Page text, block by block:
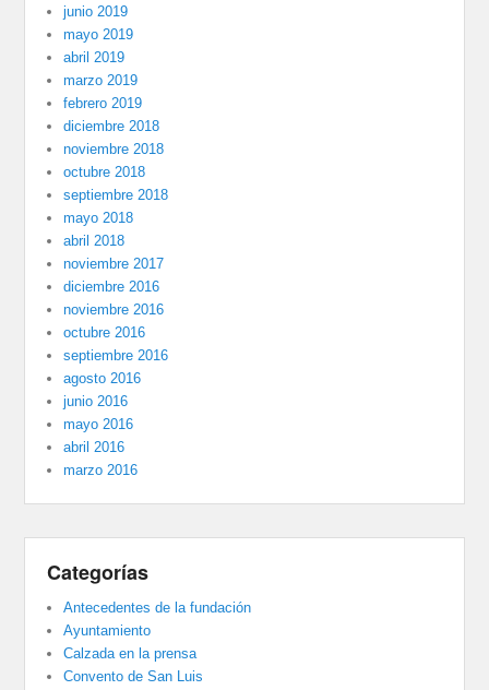
junio 2019
mayo 2019
abril 2019
marzo 2019
febrero 2019
diciembre 2018
noviembre 2018
octubre 2018
septiembre 2018
mayo 2018
abril 2018
noviembre 2017
diciembre 2016
noviembre 2016
octubre 2016
septiembre 2016
agosto 2016
junio 2016
mayo 2016
abril 2016
marzo 2016
Categorías
Antecedentes de la fundación
Ayuntamiento
Calzada en la prensa
Convento de San Luis